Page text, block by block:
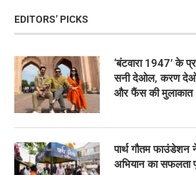
EDITORS’ PICKS
‘बंटवारा 1947’ के
सनी देओल, करण देओल
और फैंस की मुलाकात
पार्थ गौतम फाउंडेशन
अभियान का सफलता